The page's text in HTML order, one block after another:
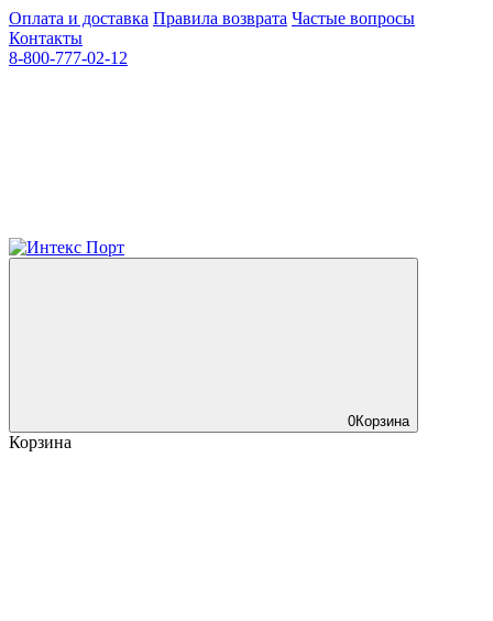
Оплата и доставка Правила возврата Частые вопросы
Контакты
8-800-777-02-12
0Корзина
Корзина